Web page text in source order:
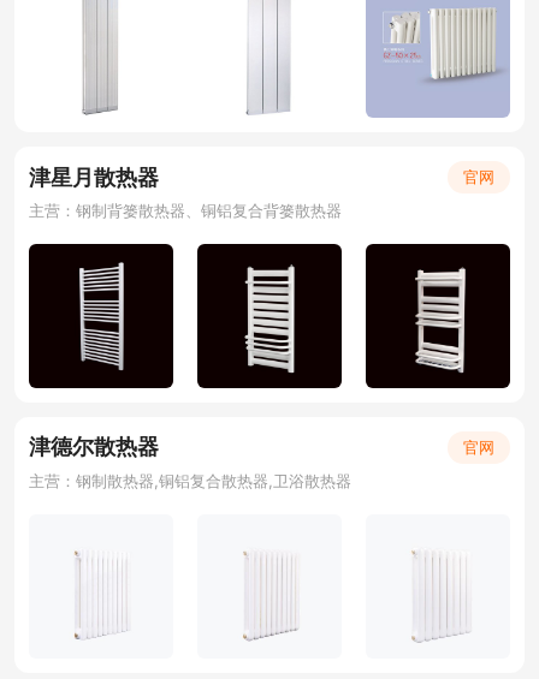
津星月散热器
官网
主营：钢制背篓散热器、铜铝复合背篓散热器
津德尔散热器
官网
主营：钢制散热器,铜铝复合散热器,卫浴散热器